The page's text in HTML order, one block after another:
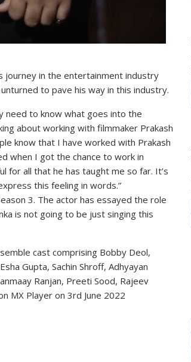
journey in the entertainment industry
to pave his way in this industry.
need to know what goes into the
about working with filmmaker Prakash
know that I have worked with Prakash
when I got the chance to work in
for all that he has taught me so far. It’s
this feeling in words.”
3. The actor has essayed the role
is not going to be just singing this
cast comprising Bobby Deol,
Gupta, Sachin Shroff, Adhyayan
Ranjan, Preeti Sood, Rajeev
MX Player on 3rd June 2022